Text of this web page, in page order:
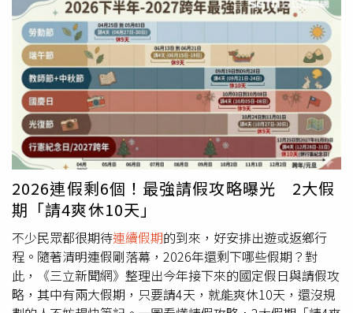
後照護與警訊辨識同樣重要
https://www.healthnews.com.tw/readnews.php?
id=68433
百萬車公里的1.75倍。高公局預估，今日全日交通量將達
115百萬車公里。截至上午7時，國道累計交通量為18百萬
車公里，目前僅國道1號南向湖口至新竹、國道3號北向木柵
至南港系統車流較多，其餘路段大致順暢。為因應連假車
潮，高公局已實施多項疏導措施，包括0時至12時封閉國道
5號石碇、坪林南入匝道，以及5時至12時封閉國道1號平鎮
系統、埔鹽系統南入匝道。同時採取單一費率制度，國道3
號新竹系統至燕巢系統路段再享8折收費，並於0時至5時暫
停收費，另搭配開放路肩、替代道路及匝道儀控等措施。高
公局預判，今日上午壅塞重點路段包括國道1號南向機場系
統至楊梅、楊梅至頭份、彰化系統至埔鹽系統，以及北向圓
山至大華系統；國道3號南向中和至關西、快官至霧峰、草
屯至名間；國道5號南向南港系統至頭城；國道10號東向鼎
金系統至燕巢等路段。高公局建議，西部國道南向用路人可
於中午12時後出發，國道5號南向用路人則建議於下午17時
後出發，以避開尖峰車潮。
2026連假剩6個！最強請假攻略曝光 2大假
期「請4爽休10天」
不少民眾都很期待連續假期的到來，好安排出遊或返鄉行
程。隨著清明連假剛落幕，2026年還剩下哪些假期？對
此，《三立新聞網》整理出今年接下來的國定假日與請假攻
略，其中有兩大假期，只要請4天，就能爽休10天，還沒規